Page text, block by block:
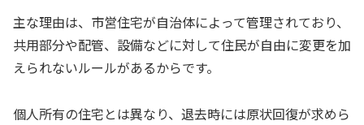
主な理由は、市営住宅が自治体によって管理されており、
共用部分や配管、設備などに対して住民が自由に変更を加
えられないルールがあるからです。
個人所有の住宅とは異なり、退去時には原状回復が求めら